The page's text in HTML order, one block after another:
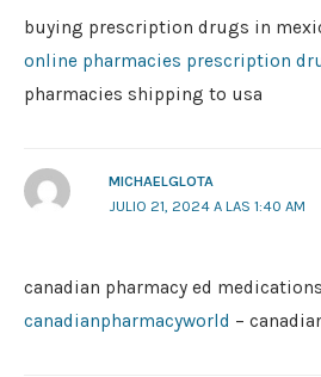
buying prescription drugs in
online pharmacies prescription
pharmacies shipping to usa
MICHAELGLOTA
JULIO 21, 2024 A LAS 1:40 AM
canadian pharmacy ed
canadianpharmacyworld –